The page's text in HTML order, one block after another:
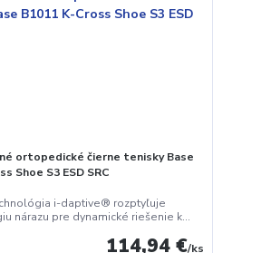
ortopedické čierne tenisky Base
Shoe S3 ESD SRC
i-daptive® rozptyľuje
nárazu pre dynamické riešenie k...
114,94 €/ks